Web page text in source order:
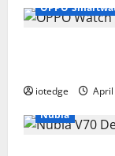
OPPO
iotedge April
Nubia